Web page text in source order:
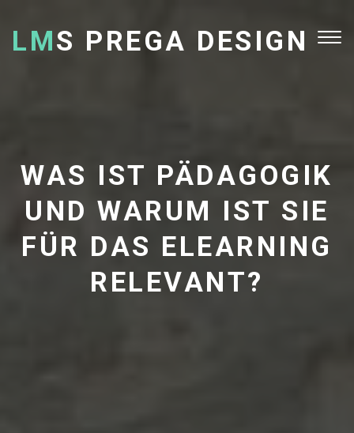
LMS PREGA DESIGN
WAS IST PÄDAGOGIK
UND WARUM IST SIE
FÜR DAS ELEARNING
RELEVANT?